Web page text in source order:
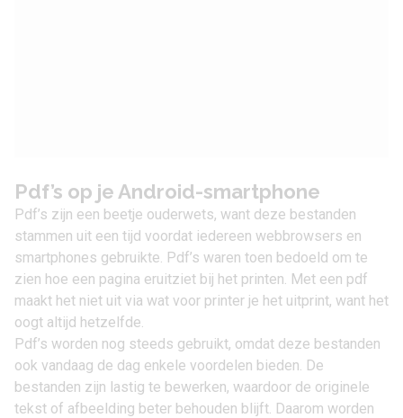
Pdf’s op je Android-smartphone
Pdf’s zijn een beetje ouderwets, want deze bestanden
stammen uit een tijd voordat iedereen webbrowsers en
smartphones gebruikte. Pdf’s waren toen bedoeld om te
zien hoe een pagina eruitziet bij het printen. Met een pdf
maakt het niet uit via wat voor printer je het uitprint, want het
oogt altijd hetzelfde.
Pdf’s worden nog steeds gebruikt, omdat deze bestanden
ook vandaag de dag enkele voordelen bieden. De
bestanden zijn lastig te bewerken, waardoor de originele
tekst of afbeelding beter behouden blijft. Daarom worden